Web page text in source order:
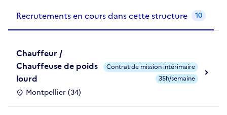
Recrutements en cours dans cette structure 10
Chauffeur /
Chauffeuse de poids
lourd
Montpellier (34)
Contrat de mission intérimaire
35h/semaine